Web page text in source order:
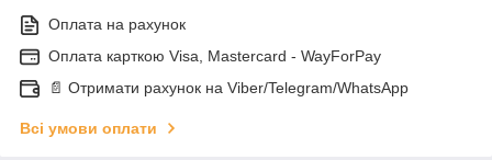
Оплата на рахунок
Оплата карткою Visa, Mastercard - WayForPay
📄 Отримати рахунок на Viber/Telegram/WhatsApp
Всі умови оплати